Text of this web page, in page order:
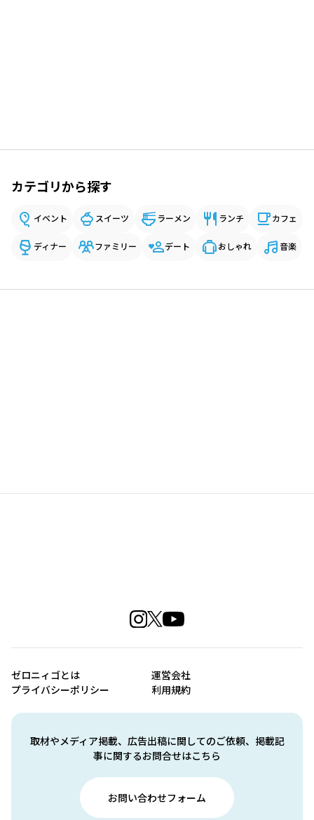
カテゴリから探す
イベント スイーツ ラーメン ランチ カフェ
ディナー ファミリー デート おしゃれ 音楽
取材やメディア掲載、広告出稿に関してのご依頼、掲載記
事に関するお問合せはこちら
お問い合わせフォーム
ゼロニィゴとは
運営会社
プライバシーポリシー
利用規約